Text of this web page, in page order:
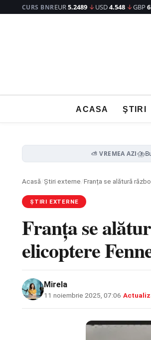
CURS BNR EUR5.2489 ↓USD4.548 ↓GBP
ACASA ŞTIRI
⛅ VREMEA AZI ⛈️
Acasă/ Știri externe/Franța se alătură
ȘTIRI EXTERNE
Franța se
elicoptere
Mirela
11 noiembrie 2025, 07:06